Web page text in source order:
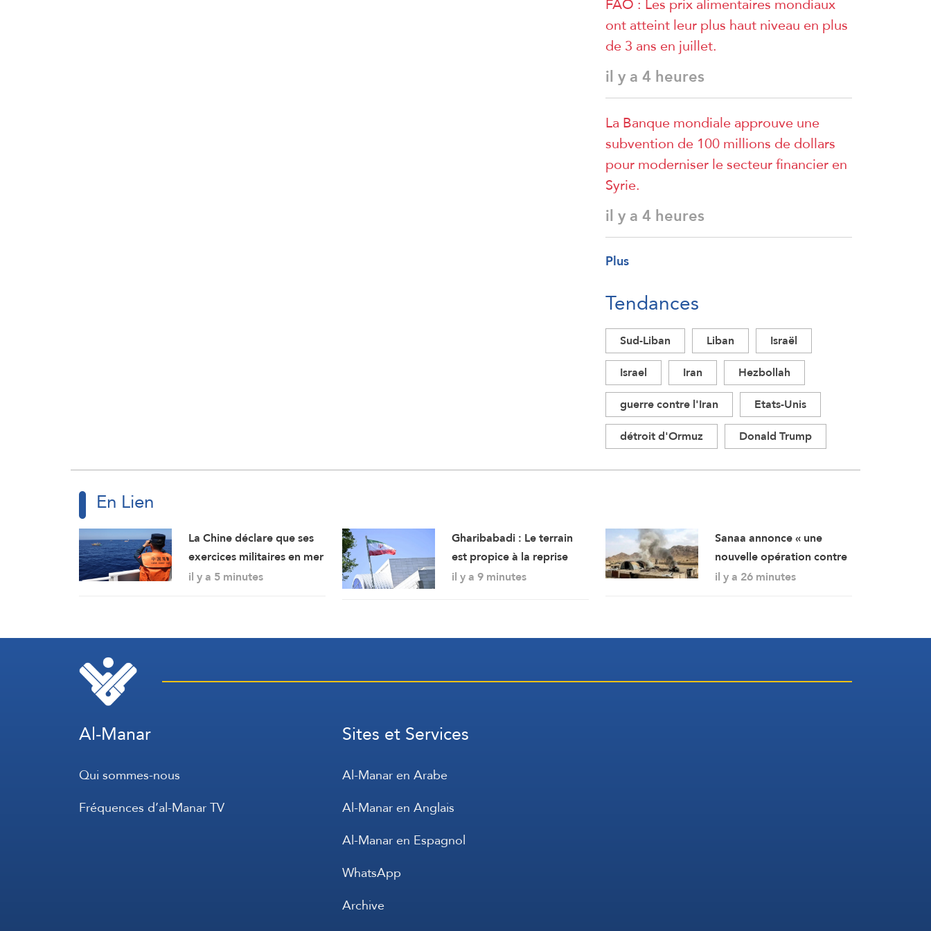
ont atteint leur plus haut niveau en plus
de 3 ans en juillet.
il y a 4 heures
La Banque mondiale approuve une
subvention de 100 millions de dollars
pour moderniser le secteur financier en
Syrie.
il y a 4 heures
Plus
Tendances
Sud-Liban Liban
Israël
Israel
Iran
Hezbollah
guerre contre l'Iran
Etats-Unis
détroit d'Ormuz
Donald Trump
En Lien
La Chine déclare que ses
exercices militaires en mer
de Chine méridionale
il y a 5 minutes
Gharibabadi : Le terrain
est propice à la reprise
des pourparlers de
il y a 9 minutes
Sanaa annonce « une
nouvelle opération contre
des rassemblements
il y a 26 minutes
Al-Manar
Qui sommes-nous
Fréquences d’al-Manar TV
Sites et Services
Al-Manar en Arabe
Al-Manar en Anglais
Al-Manar en Espagnol
WhatsApp
Archive